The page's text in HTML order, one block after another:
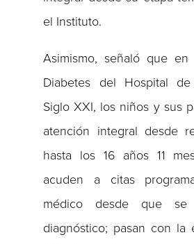
el Instituto.
Asimismo, señaló que
Diabetes del Hospital
Siglo XXI, los niños y sus
atención integral desde
hasta los 16 años 11
acuden a citas
médico desde que se
diagnóstico; pasan con la